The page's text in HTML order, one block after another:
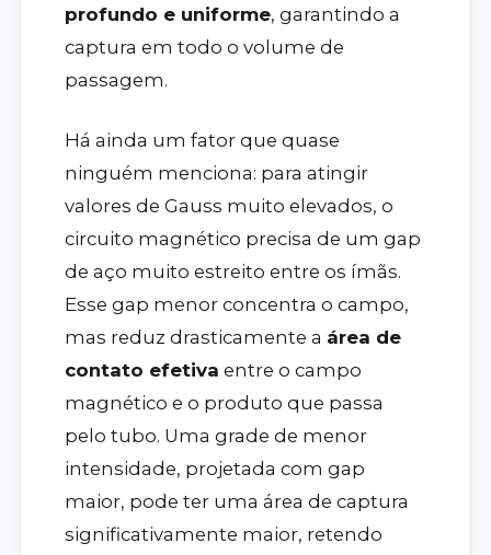
profundo e uniforme, garantindo a
captura em todo o volume de
passagem.
Há ainda um fator que quase
ninguém menciona: para atingir
valores de Gauss muito elevados, o
circuito magnético precisa de um gap
de aço muito estreito entre os ímãs.
Esse gap menor concentra o campo,
mas reduz drasticamente a área de
contato efetiva entre o campo
magnético e o produto que passa
pelo tubo. Uma grade de menor
intensidade, projetada com gap
maior, pode ter uma área de captura
significativamente maior, retendo